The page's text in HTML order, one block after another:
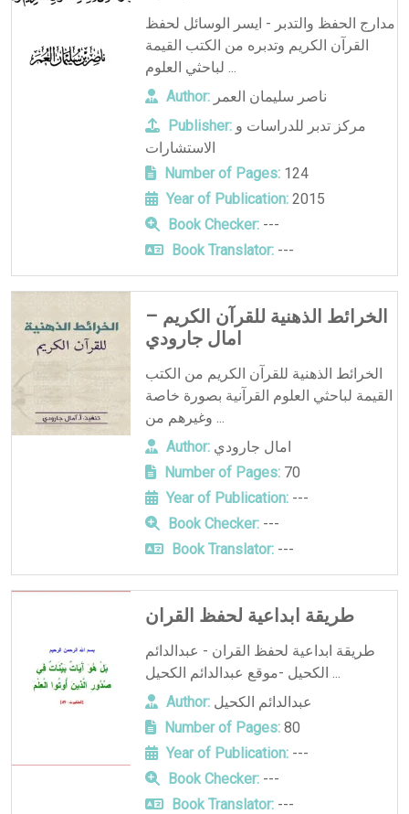
مدارج الحفظ والتدبر - ايسر الوسائل لحفظ
القرآن الكريم وتدبره من الكتب القيمة
لباحثي العلوم ...
Author: ناصر سليمان العمر
Publisher: مركز تدبر للدراسات و
الاستشارات
Number of Pages:124
Year of Publication:2015
Book Checker:---
Book Translator:---
الخرائط الذهنية للقرآن الكريم –
امال جارودي
الخرائط الذهنية للقرآن الكريم من الكتب
القيمة لباحثي العلوم القرآنية بصورة خاصة
وغيرهم من ...
Author: امال جارودي
Number of Pages:70
Year of Publication:---
Book Checker:---
Book Translator:---
طريقة ابداعية لحفظ القران
طريقة ابداعية لحفظ القران - عبدالدائم
الكحيل -موقع عبدالدائم الكحيل ...
Author: عبدالدائم الكحيل
Number of Pages:80
Year of Publication:---
Book Checker:---
Book Translator:---